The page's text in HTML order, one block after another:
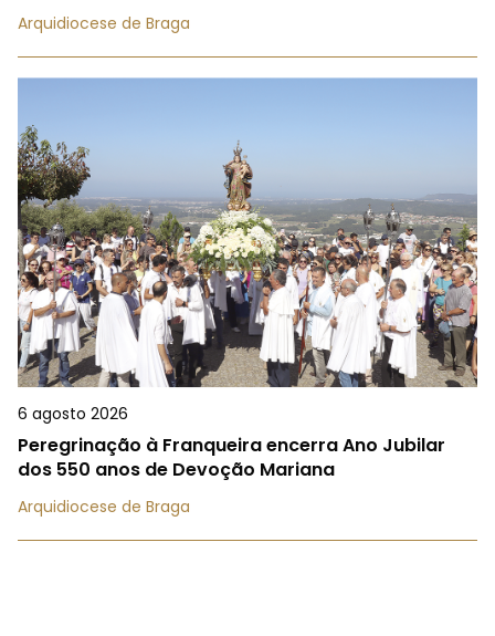
Arquidiocese de Braga
6 agosto 2026
Peregrinação à Franqueira encerra Ano Jubilar
dos 550 anos de Devoção Mariana
Arquidiocese de Braga